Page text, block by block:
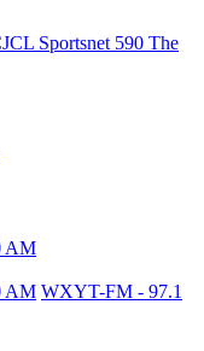
Sportsnet 590 The
AM
AM WXYT-FM - 97.1